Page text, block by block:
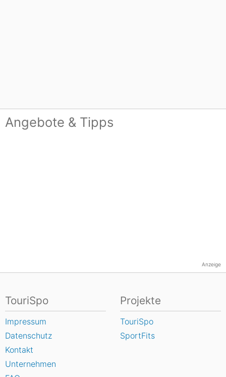
Angebote & Tipps
Anzeige
TouriSpo
Impressum
Datenschutz
Kontakt
Unternehmen
Projekte
TouriSpo
SportFits